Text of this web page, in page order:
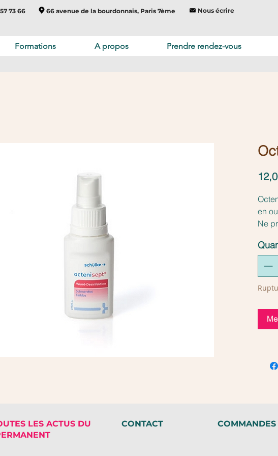
73 66 66 avenue de la bourdonnais, Paris 7ème Nous écrire
en
Ne
Formations A propos Prendre rendez-vous
LES ACTUS DU
CONTACT COMMANDES